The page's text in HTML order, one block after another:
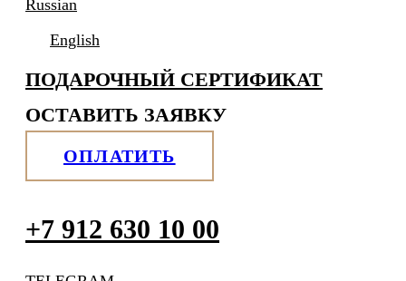
Russian
English
ПОДАРОЧНЫЙ СЕРТИФИКАТ
ОСТАВИТЬ ЗАЯВКУ
ОПЛАТИТЬ
+7 912 630 10 00